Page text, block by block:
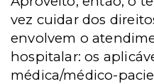
vez cuidar dos
envolvem o
hospitalar: os
médica/médico-